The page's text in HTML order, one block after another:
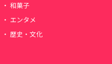
和菓子
エンタメ
歴史・文化